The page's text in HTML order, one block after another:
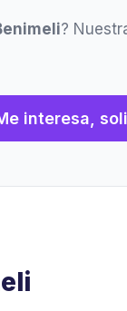
?
interesa,